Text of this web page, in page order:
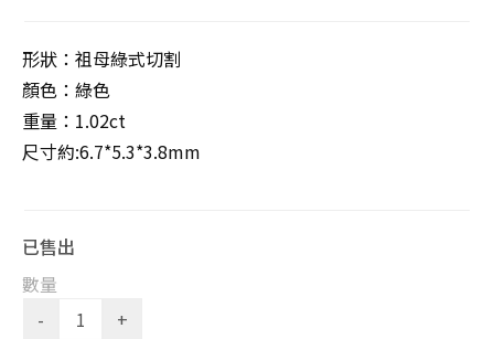
形狀：祖母綠式切割
顏色：綠色
重量：1.02ct
尺寸約:6.7*5.3*3.8mm
已售出
數量